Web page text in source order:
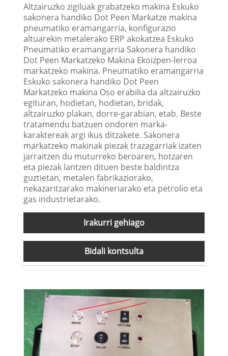
Altzairuzko zigiluak grabatzeko makina Eskuko
sakonera handiko Dot Peen Markatze makina
pneumatiko eramangarria, konfigurazio
altuarekin metalerako ERP akokatzea Eskuko
Pneumatiko eramangarria Sakonera handiko
Dot Peen Markatzeko Makina Ekoizpen-lerroa
markatzeko makina. Pneumatiko eramangarria
Eskuko sakonera handiko Dot Peen
Markatzeko makina Oso erabilia da altzairuzko
egituran, hodietan, hodietan, bridak,
altzairuzko plakan, dorre-garabian, etab. Beste
tratamendu batzuen ondoren marka-
karaktereak argi ikus ditzakete. Sakonera
markatzeko makinak piezak trazagarriak izaten
jarraitzen du muturreko beroaren, hotzaren
eta piezak lantzen dituen beste baldintza
guztietan, metalen fabrikaziorako,
nekazaritzarako makineriarako eta petrolio eta
gas industrietarako.
Irakurri gehiago
Bidali kontsulta